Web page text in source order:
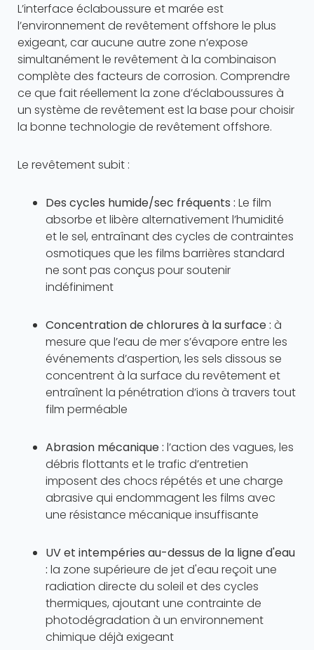
L’interface éclaboussure et marée est
l’environnement de revêtement offshore le plus
exigeant, car aucune autre zone n’expose
simultanément le revêtement à la combinaison
complète des facteurs de corrosion. Comprendre
ce que fait réellement la zone d’éclaboussures à
un système de revêtement est la base pour choisir
la bonne technologie de revêtement offshore.
Le revêtement subit :
Des cycles humide/sec fréquents : Le film
absorbe et libère alternativement l’humidité
et le sel, entraînant des cycles de contraintes
osmotiques que les films barrières standard
ne sont pas conçus pour soutenir
indéfiniment
Concentration de chlorures à la surface : à
mesure que l’eau de mer s’évapore entre les
événements d’aspertion, les sels dissous se
concentrent à la surface du revêtement et
entraînent la pénétration d’ions à travers tout
film perméable
Abrasion mécanique : l’action des vagues, les
débris flottants et le trafic d’entretien
imposent des chocs répétés et une charge
abrasive qui endommagent les films avec
une résistance mécanique insuffisante
UV et intempéries au-dessus de la ligne d'eau
: la zone supérieure de jet d'eau reçoit une
radiation directe du soleil et des cycles
thermiques, ajoutant une contrainte de
photodégradation à un environnement
chimique déjà exigeant